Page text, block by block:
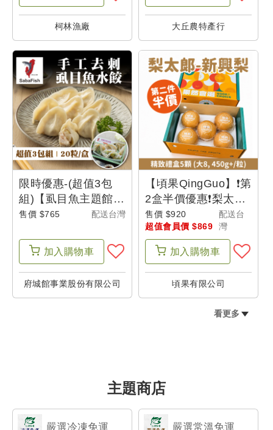
柯林漁廠 大丘農特產行
限時優惠-(超值3包
組)【虱目魚主題館】
手工去刺虱目魚水餃
售價 $765 配送台灣
加入 購物車
府城館事業股份有限公司
【頃果QingGuo】❗第
2盒半價優惠❗梨太郎-
新興梨 精致禮盒5顆
(等級大8)-父是山
售價 $920
超值會員價 $869
配送台
灣
加入 購物車
頃果有限公司
看更多
主題商店
嚴選冷凍免運 嚴選常溫免運